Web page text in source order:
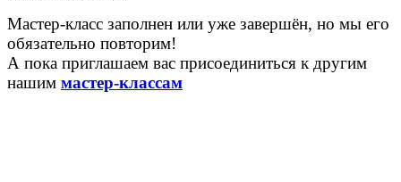
Мастер-класс заполнен или уже завершён, но мы его
обязательно повторим!
А пока приглашаем вас присоединиться к другим
нашим мастер-классам